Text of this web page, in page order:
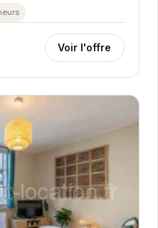
un accès facile
Voir l'offre